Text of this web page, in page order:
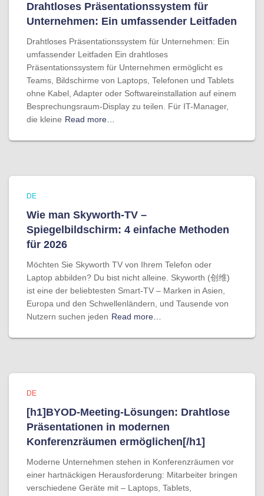
Drahtloses Präsentationssystem für
Unternehmen: Ein umfassender Leitfaden
Drahtloses Präsentationssystem für Unternehmen: Ein
umfassender Leitfaden Ein drahtloses
Präsentationssystem für Unternehmen ermöglicht es
Teams, Bildschirme von Laptops, Telefonen und Tablets
ohne Kabel, Adapter oder Softwareinstallation auf einem
Besprechungsraum-Display zu teilen. Für IT-Manager,
die kleine Read more…
DE
Wie man Skyworth-TV –
Spiegelbildschirm: 4 einfache Methoden
für 2026
Möchten Sie Skyworth TV von Ihrem Telefon oder
Laptop abbilden? Du bist nicht alleine. Skyworth (创维)
ist eine der beliebtesten Smart-TV – Marken in Asien,
Europa und den Schwellenländern, und Tausende von
Nutzern suchen jeden Read more…
DE
[h1]BYOD-Meeting-Lösungen: Drahtlose
Präsentationen in modernen
Konferenzräumen ermöglichen[/h1]
Moderne Unternehmen stehen in Konferenzräumen vor
einer hartnäckigen Herausforderung: Mitarbeiter bringen
verschiedene Geräte mit – Laptops, Tablets,